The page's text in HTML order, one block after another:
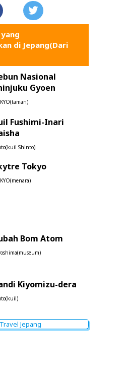
di Jepang(Dari
Nasional
Gyoen
Fushimi-Inari
Shinto)
Tokyo
Bom Atom
Kiyomizu-dera
Jepang